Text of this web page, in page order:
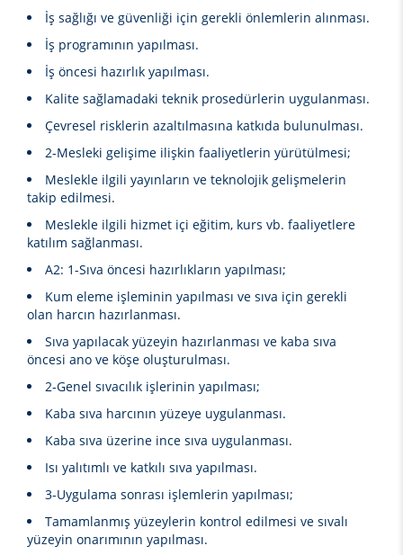
İş sağlığı ve güvenliği için gerekli önlemlerin alınması.
İş programının yapılması.
İş öncesi hazırlık yapılması.
Kalite sağlamadaki teknik prosedürlerin uygulanması.
Çevresel risklerin azaltılmasına katkıda bulunulması.
2-Mesleki gelişime ilişkin faaliyetlerin yürütülmesi;
Meslekle ilgili yayınların ve teknolojik gelişmelerin
takip edilmesi.
Meslekle ilgili hizmet içi eğitim, kurs vb. faaliyetlere
katılım sağlanması.
A2: 1-Sıva öncesi hazırlıkların yapılması;
Kum eleme işleminin yapılması ve sıva için gerekli
olan harcın hazırlanması.
Sıva yapılacak yüzeyin hazırlanması ve kaba sıva
öncesi ano ve köşe oluşturulması.
2-Genel sıvacılık işlerinin yapılması;
Kaba sıva harcının yüzeye uygulanması.
Kaba sıva üzerine ince sıva uygulanması.
Isı yalıtımlı ve katkılı sıva yapılması.
3-Uygulama sonrası işlemlerin yapılması;
Tamamlanmış yüzeylerin kontrol edilmesi ve sıvalı
yüzeyin onarımının yapılması.